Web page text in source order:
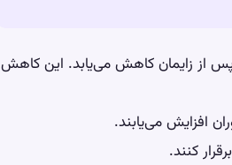
از زایمان کاهش می‌یابد. این کاهش
افزایش می‌یابند.
کنند.